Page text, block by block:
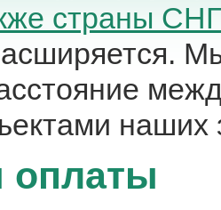
страны СНГ
наших
оплаты